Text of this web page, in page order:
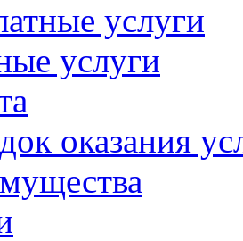
услуги
услуги
оказания